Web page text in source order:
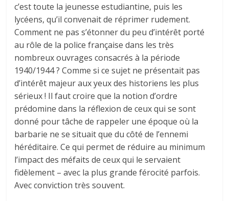
c’est toute la jeunesse estudiantine, puis les
lycéens, qu’il convenait de réprimer rudement.
Comment ne pas s’étonner du peu d’intérêt porté
au rôle de la police française dans les très
nombreux ouvrages consacrés à la période
1940/1944 ? Comme si ce sujet ne présentait pas
d’intérêt majeur aux yeux des historiens les plus
sérieux ! Il faut croire que la notion d’ordre
prédomine dans la réflexion de ceux qui se sont
donné pour tâche de rappeler une époque où la
barbarie ne se situait que du côté de l’ennemi
héréditaire. Ce qui permet de réduire au minimum
l’impact des méfaits de ceux qui le servaient
fidèlement – avec la plus grande férocité parfois.
Avec conviction très souvent.